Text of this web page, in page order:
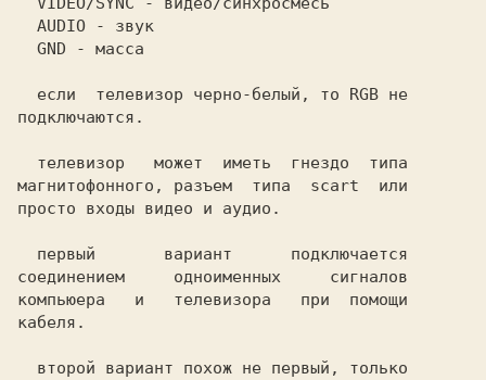
подключаются.
магнитофонного, разъем  типа  scart  или
просто входы видео и аудио.
соединением     одноименных     сигналов
компьюера   и   телевизора   при  помощи
кабеля.